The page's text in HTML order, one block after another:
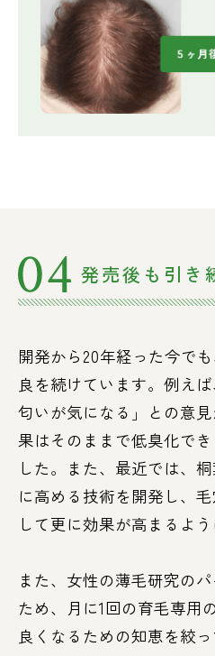
発売後も引き
開発から20年経った今で
良を続けています。例え
匂いが気になる」との意
果はそのままで低臭化で
した。また、最近では、
に高める技術を開発し、
して更に効果が高まるよう
また、女性の薄毛研究の
ため、月に1回の育毛専用
良くなるための知恵を絞